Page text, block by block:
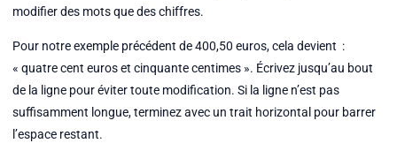
modifier des mots que des chiffres.
Pour notre exemple précédent de 400,50 euros, cela devient :
« quatre cent euros et cinquante centimes ». Écrivez jusqu’au bout
de la ligne pour éviter toute modification. Si la ligne n’est pas
suffisamment longue, terminez avec un trait horizontal pour barrer
l’espace restant.